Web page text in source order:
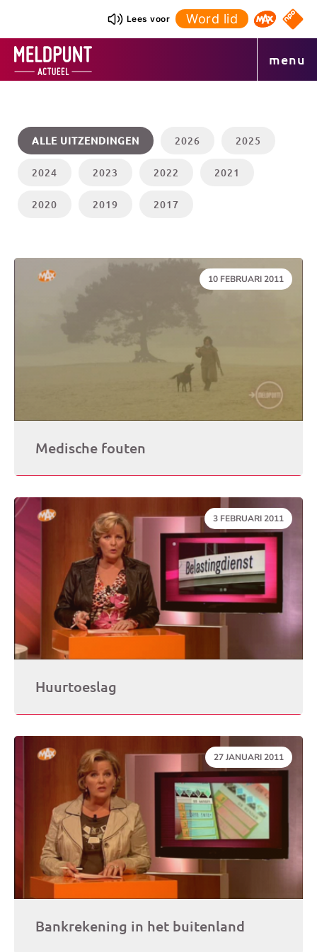
inhoud
Lees voor Word lid Omroep
NPO
menu
ALLE UITZENDINGEN 2026 2025
2024 2023 2022 2021
2020 2019 2017
DATUM:
10 FEBRUARI 2011
Medische fouten
DATUM:
3 FEBRUARI 2011
Huurtoeslag
DATUM:
27 JANUARI 2011
Bankrekening in het buitenland